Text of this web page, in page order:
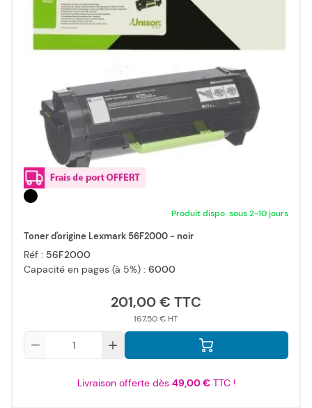
Produit dispo. sous 2-10 jours
Toner d'origine Lexmark 56F2000 - noir
Réf : 56F2000
Capacité en pages (à 5%) : 6000
201,00 €
167,50 €
Livraison offerte dès 49,00 €TTC !